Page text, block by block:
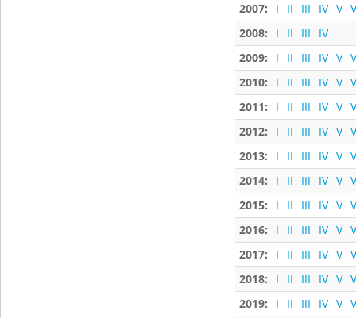
2007:
I II III IV V
2008:
I II III
IV
2009:
I II III IV V
2010:
I II III IV V
2011:
I II III IV V
2012:
I II III IV V
2013:
I II III IV V
2014:
I II III IV V
2015:
I II III IV V
2016:
I II III IV V
2017:
I II III IV V
2018:
I II III IV V
2019:
I II III IV V